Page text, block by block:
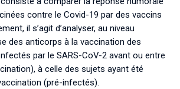
contre le Covid-19 par des vaccins
il s’agit d’analyser, au niveau
des anticorps à la vaccination des
par le SARS-CoV-2 avant ou entre
à celle des sujets ayant été
(pré-infectés).